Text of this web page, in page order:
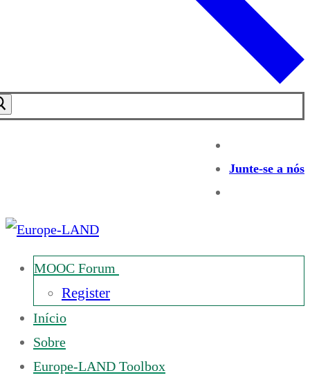
Junte-se a nós
MOOC Forum
Register
Início
Sobre
Europe-LAND Toolbox